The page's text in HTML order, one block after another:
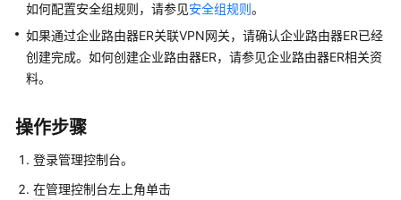
改
已
创
网
修
如何配置安全组规则，请参见安全组规则。
如果通过企业路由器ER关联VPN网关，请确认企业路由器ER已经
创建完成。如何创建企业路由器ER，请参见企业路由器ER相关资
料。
操作步骤
登录管理控制台。
在管理控制台左上角单击